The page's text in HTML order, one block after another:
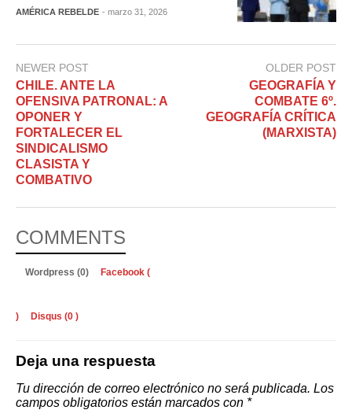
AMÉRICA REBELDE - marzo 31, 2026
NEWER POST
CHILE. ANTE LA
OFENSIVA PATRONAL: A
OPONER Y
FORTALECER EL
SINDICALISMO
CLASISTA Y
COMBATIVO
OLDER POST
GEOGRAFÍA Y
COMBATE 6º.
GEOGRAFÍA CRÍTICA
(MARXISTA)
COMMENTS
Wordpress (0) Facebook (
) Disqus (0 )
Deja una respuesta
Tu dirección de correo electrónico no será publicada. Los
campos obligatorios están marcados con *